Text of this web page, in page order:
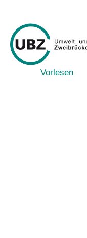
Vorlesen